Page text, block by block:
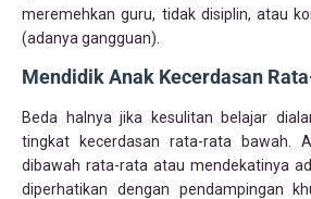
meremehkan guru, tidak disiplin, atau
(adanya gangguan).
Mendidik Anak Kecerdasan
Beda halnya jika kesulitan belajar
tingkat kecerdasan rata-rata bawah.
dibawah rata-rata atau mendekatinya
diperhatikan dengan pendampingan